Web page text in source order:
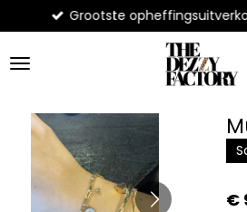
direct
naar
de
Grootste
€